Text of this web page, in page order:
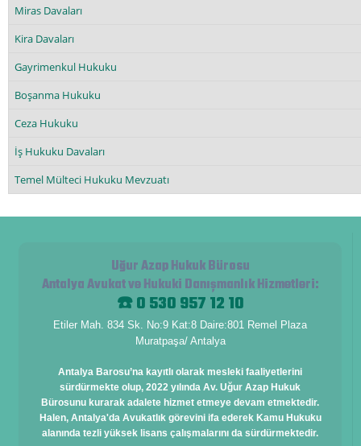
Miras Davaları
Kira Davaları
Gayrimenkul Hukuku
Boşanma Hukuku
Ceza Hukuku
İş Hukuku Davaları
Temel Mülteci Hukuku Mevzuatı
Uğur Azap Hukuk Bürosu
Antalya Avukat ve Hukuki Danışmanlık Hizmetleri:
☎️ 0 530 957 12 10
Etiler Mah. 834 Sk. No:9 Kat:8 Daire:801 Remel Plaza
Muratpaşa/ Antalya
Antalya Barosu’na kayıtlı olarak mesleki faaliyetlerini
sürdürmekte olup, 2022 yılında Av. Uğur Azap Hukuk
Bürosunu kurarak adalete hizmet etmeye devam etmektedir.
Halen, Antalya'da Avukatlık görevini ifa ederek Kamu Hukuku
alanında tezli yüksek lisans çalışmalarını da sürdürmektedir.